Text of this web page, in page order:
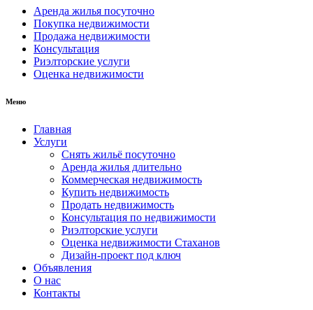
Аренда жилья посуточно
Покупка недвижимости
Продажа недвижимости
Консультация
Риэлторские услуги
Оценка недвижимости
Меню
Главная
Услуги
Снять жильё посуточно
Аренда жилья длительно
Коммерческая недвижимость
Купить недвижимость
Продать недвижимость
Консультация по недвижимости
Риэлторские услуги
Оценка недвижимости Стаханов
Дизайн-проект под ключ
Объявления
О нас
Контакты